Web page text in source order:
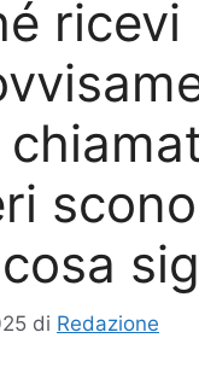
ricevi
di Redazione